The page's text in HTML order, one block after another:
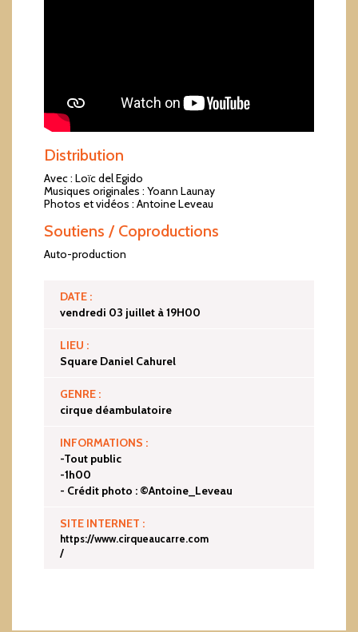
Distribution
Avec : Loïc del Egido
Musiques originales : Yoann Launay
Photos et vidéos : Antoine Leveau
Soutiens / Coproductions
Auto-production
DATE :
vendredi 03 juillet à 19H00
LIEU :
Square Daniel Cahurel
GENRE :
cirque déambulatoire
INFORMATIONS :
-Tout public
-1h00
- Crédit photo : ©Antoine_Leveau
SITE INTERNET :
https://www.cirqueaucarre.com
/